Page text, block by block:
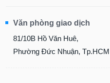
Văn phòng giao dịch
81/10B Hồ Văn Huê,
Phường Đức Nhuận, Tp.HCM